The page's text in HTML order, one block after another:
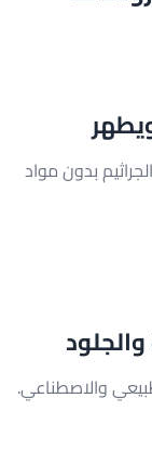
البكتيريا والجراثيم بدون مواد
والاصطناعي.